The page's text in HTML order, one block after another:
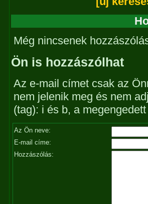
Még nincsenek
Ön is hozzászólhat
Az e-mail címet csak az
nem jelenik meg és nem
(tag): i és b, a
Az Ön neve:
E-mail címe:
Hozzászólás: